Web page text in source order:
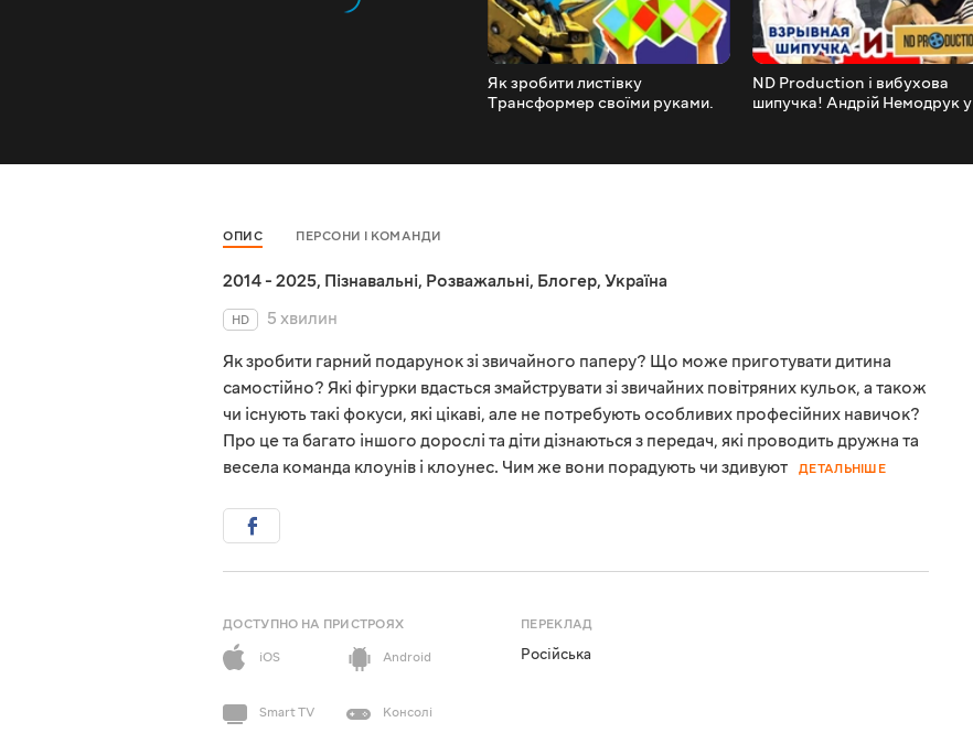
Як зробити листівку
Трансформер своїми руками.
ND Production і вибухова
шипучка! Андрій Немодрук у
ОПИС ПЕРСОНИ І КОМАНДИ
2014 - 2025, Пізнавальні, Розважальні, Блогер, Україна
HD
5 хвилин
Як зробити гарний подарунок зі звичайного паперу? Що може приготувати дитина
самостійно? Які фігурки вдасться змайструвати зі звичайних повітряних кульок, а також
чи існують такі фокуси, які цікаві, але не потребують особливих професійних навичок?
Про це та багато іншого дорослі та діти дізнаються з передач, які проводить дружна та
весела команда клоунів і клоунес. Чим же вони порадують чи здивуют
ДЕТАЛЬНІШЕ
ДОСТУПНО НА ПРИСТРОЯХ
iOS
Android
Smart TV Консолі
ПЕРЕКЛАД
Російська